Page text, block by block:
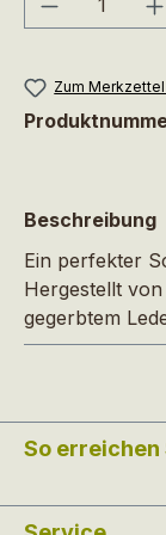
Zum
Beschreibung
Ein perfekter
Hergestellt
gegerbtem
So erreichen